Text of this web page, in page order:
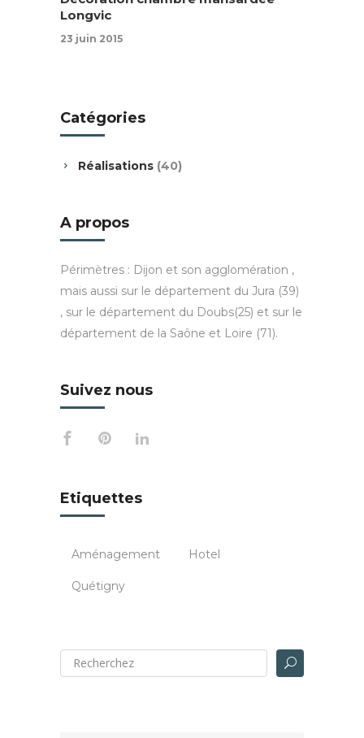
Longvic
23 juin 2015
Catégories
Réalisations (40)
A propos
Périmètres : Dijon et son agglomération ,
mais aussi sur le département du Jura (39)
, sur le département du Doubs(25) et sur le
département de la Saône et Loire (71).
Suivez nous
Etiquettes
Aménagement Hotel
Quétigny